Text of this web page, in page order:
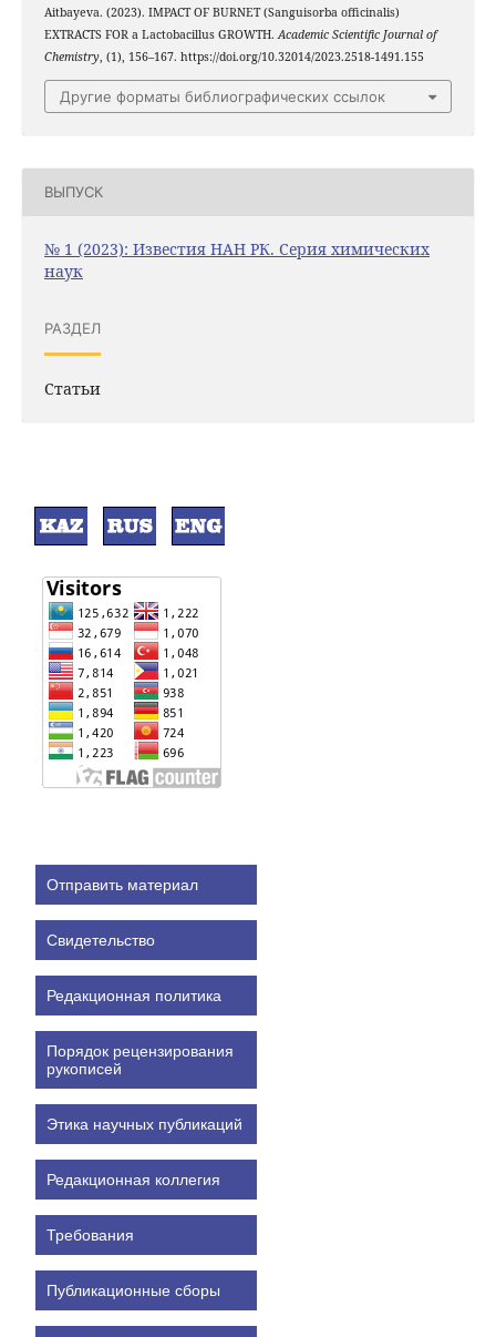
Aitbayeva. (2023). IMPACT OF BURNET (Sanguisorba officinalis)
EXTRACTS FOR a Lactobacillus GROWTH.Academic Scientific Journal of
Chemistry, (1), 156–167. https://doi.org/10.32014/2023.2518-1491.155
Другие форматы библиографических ссылок
ВЫПУСК
№ 1 (2023): Известия НАН РК. Серия химических
наук
РАЗДЕЛ
Статьи
Отправить материал
Свидетельство
Редакционная политика
Порядок рецензирования
рукописей
Этика научных публикаций
Редакционная коллегия
Требования
Публикационные сборы